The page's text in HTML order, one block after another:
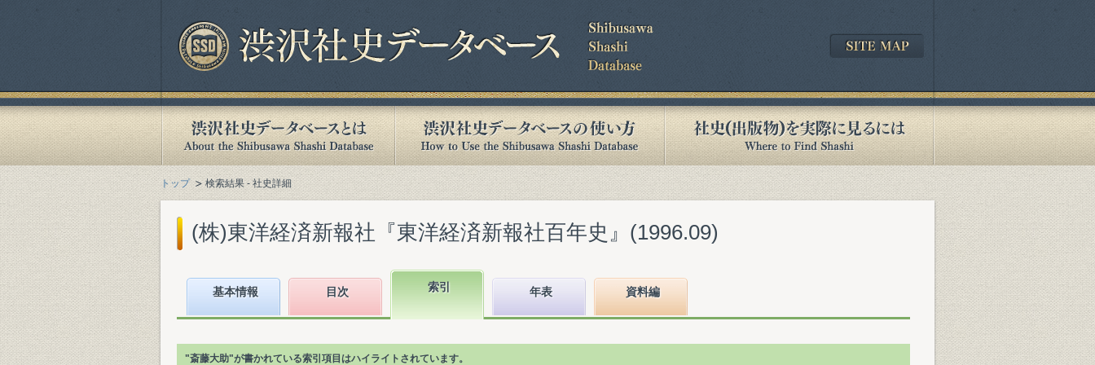
トップ 検索結果 - 社史詳細
(株)東洋経済新報社『東洋経済新報社百年史』(1996.09)
基本情報 目次 索引 年表 資料編
"斎藤大助"が書かれている索引項目はハイライトされています。